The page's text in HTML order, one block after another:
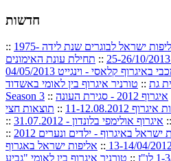
חדשות
:: אליפות ישראל לבוגרים שנת לידה 1975-
:: תחילת עונת האימונים
באיגרוף קלאסי - וינגייט 04/05/2013
גת :: טורניר איגרוף בין לאומי באשדוד
Season 3 ::
איגרוף 2012 - סגירת העונה
:: תוצאות חצי
:: איגרוף אולימפי בלונדון - 31.07.2012
::
ישראל באיגרוף - ילדים ונערים 2012
::
:: אליפות ישראל באגרוף
:: טורניר איגרוף בין לאומי "גביע